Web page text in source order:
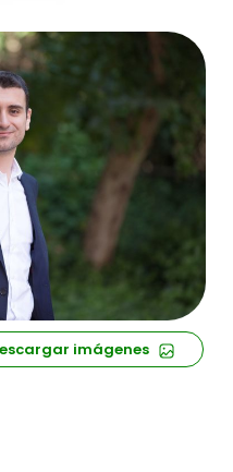
imágenes